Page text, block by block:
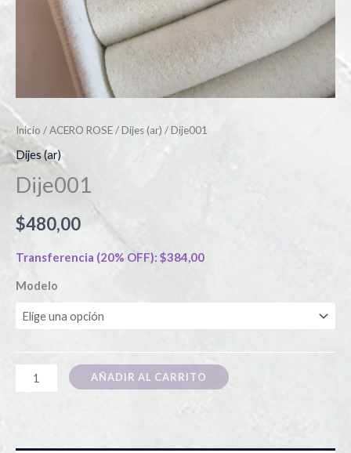
Inicio /ACERO ROSE/Dijes (ar) / Dije001
Dijes (ar)
Dije001
$480,00
Transferencia (20% OFF): $384,00
Modelo
AÑADIR AL CARRITO